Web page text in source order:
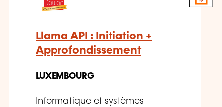
Llama API : Initiation +
Approfondissement
LUXEMBOURG
Informatique et systèmes